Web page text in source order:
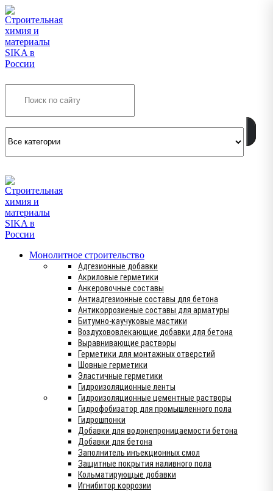
Монолитное строительство
Адгезионные добавки
Акриловые герметики
Анкеровочные составы
Антиадгезионные составы для бетона
Антикоррозиеные составы для арматуры
Битумно-каучуковые мастики
Воздухововлекающие добавки для бетона
Выравнивающие растворы
Герметики для монтажных отверстий
Шовные герметики
Эластичные герметики
Гидроизоляционные ленты
Гидроизоляционные цементные растворы
Гидрофобизатор для промышленного пола
Гидрошпонки
Добавки для водонепроницаемости бетона
Добавки для бетона
Заполнитель инъекционных смол
Защитные покрытия наливного пола
Кольматирующые добавки
Игнибитор коррозии